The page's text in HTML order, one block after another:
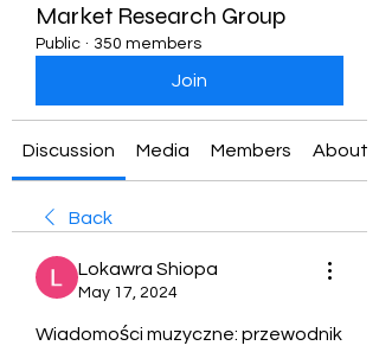
Market Research Group
Public · 350 members
Join
Discussion Media Members About
Back
Lokawra Shiopa
May 17, 2024
Wiadomości muzyczne: przewodnik